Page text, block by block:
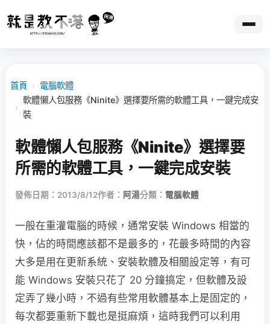
首頁 › 電腦軟體
›
軟體懶人包服務《Ninite》選擇要所需的軟體工具，一鍵完成安
裝
軟體懶人包服務《Ninite》選擇要
所需的軟體工具，一鍵完成安裝
發佈日期：2013/8/12作者： 阿湯分類： 電腦軟體
一般在重灌電腦的時候，通常安裝 Windows 相當的
快，佔的時間應該都不是最多的，花最多時間的內容
大多是用在更新系統、安裝軟體及相關設定等，有可
能 Windows 安裝只花了 20 分鐘搞定，但軟體及設
定弄了幾小時，不過有些常用軟體基本上是固定的，
每次都要重新下載也是挺麻煩，這時我們可以利用